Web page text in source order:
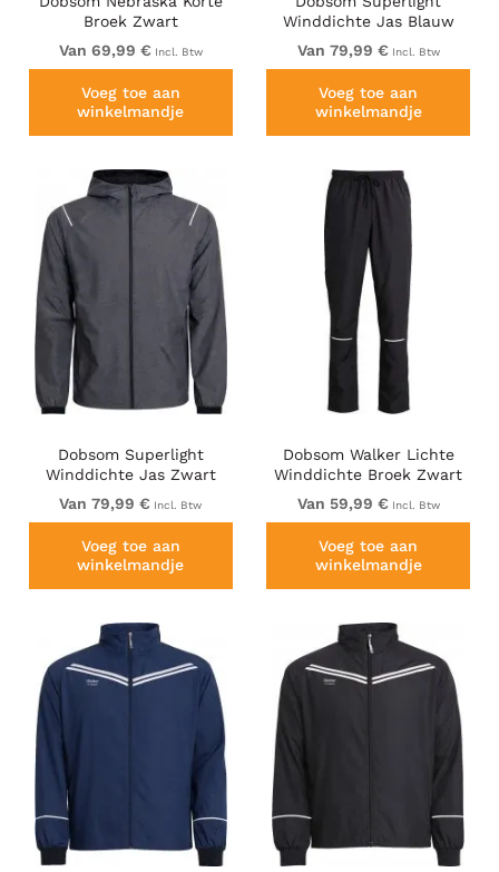
Broek Zwart
Van 69,99 € Incl. Btw
Voeg toe aan
winkelmandje
Winddichte Jas Blauw
Van 79,99 € Incl. Btw
Voeg toe aan
winkelmandje
Dobsom Superlight
Winddichte Jas Zwart
Van 79,99 € Incl. Btw
Voeg toe aan
winkelmandje
Dobsom Walker Lichte
Winddichte Broek Zwart
Van 59,99 € Incl. Btw
Voeg toe aan
winkelmandje